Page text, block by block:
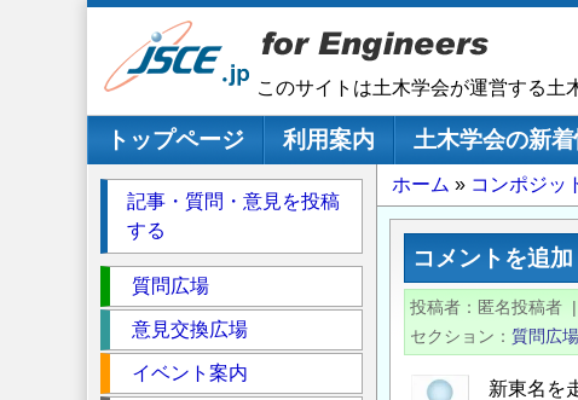
このサイトは土木学会が運営する土
メインナビゲーション
トップページ 利用案内 土木学会の新
パ
ン
ず
ホーム コンポジッ
コメントを追加
投稿者 匿名投稿者 |
セクション
質問広場
新東名を
記事・質問・意見を投稿
する
ク
シ
質問広場
意見交換広場
イベント案内